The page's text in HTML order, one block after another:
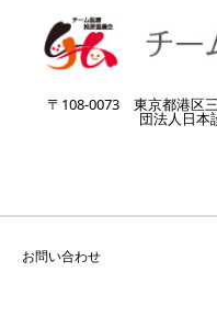
〒108-0073 東京都港区
団法人日本
お問い合わせ